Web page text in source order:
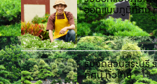
ออกแบบภูมิทัศน์
รับจัดสวนสระบุรี
ทัศน์ ทั่วไทย